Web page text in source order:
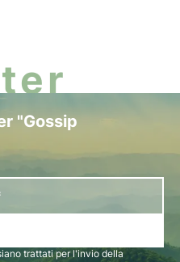
"Gossip
trattati per l'invio della